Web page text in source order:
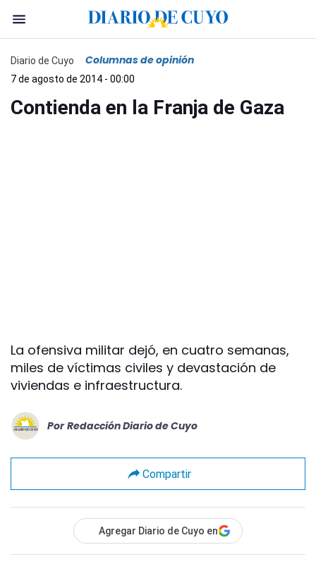
Diario de Cuyo Columnas de opinión
7 de agosto de 2014 - 00:00
Contienda en la Franja de Gaza
La ofensiva militar dejó, en cuatro semanas,
miles de víctimas civiles y devastación de
viviendas e infraestructura.
Por Redacción Diario de Cuyo
Compartir
Agregar Diario de Cuyo en